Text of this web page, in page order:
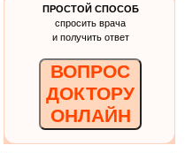
ПРОСТОЙ СПОСОБ
спросить врача
и получить ответ
ВОПРОС
ДОКТОРУ
ОНЛАЙН